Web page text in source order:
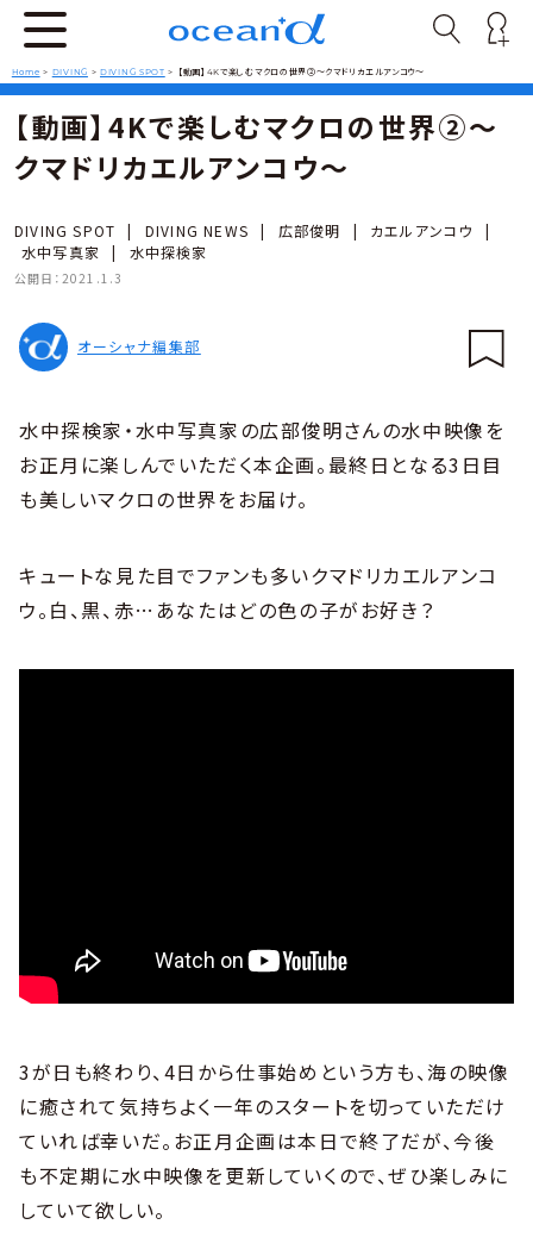
Home > DIVING >DIVING SPOT > 【動画】4Kで楽しむマクロの世界②〜クマドリカエルアンコウ〜
【動画】4Kで楽しむマクロの世界②〜
クマドリカエルアンコウ〜
DIVING SPOT | DIVING NEWS | 広部俊明 | カエルアンコウ
|
水中写真家
| 水中探検家
公開日： 2021.1.3
オーシャナ編集部
水中探検家・水中写真家の広部俊明さんの水中映像を
お正月に楽しんでいただく本企画。最終日となる3日目
も美しいマクロの世界をお届け。
キュートな見た目でファンも多いクマドリカエルアンコ
ウ。白、黒、赤…あなたはどの色の子がお好き？
3が日も終わり、4日から仕事始めという方も、海の映像
に癒されて気持ちよく一年のスタートを切っていただけ
ていれば幸いだ。お正月企画は本日で終了だが、今後
も不定期に水中映像を更新していくので、ぜひ楽しみに
していて欲しい。